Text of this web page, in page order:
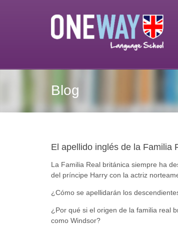
Blog
El apellido inglés de la Familia
La Familia Real británica siempre ha
del príncipe Harry con la actriz
¿Cómo se apellidarán los
¿Por qué si el origen de la familia real
como Windsor?